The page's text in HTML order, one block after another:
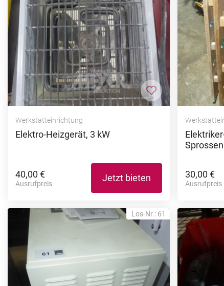
Zur Merkliste
Werkstatteinrichtung
Elektro-Heizgerät, 3 kW
40,00 €
Ausrufpreis
Jetzt bieten
Sprossen
30,00 €
Ausrufpreis
Los-Nr.: 61